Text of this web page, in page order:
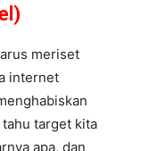
meriset
internet
target kita
apa, dan